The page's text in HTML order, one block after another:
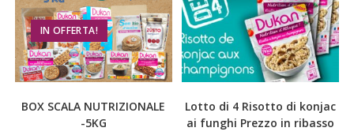
IN OFFERTA!
BOX SCALA NUTRIZIONALE
-5KG
Lotto di 4 Risotto di konjac
ai funghi Prezzo in ribasso